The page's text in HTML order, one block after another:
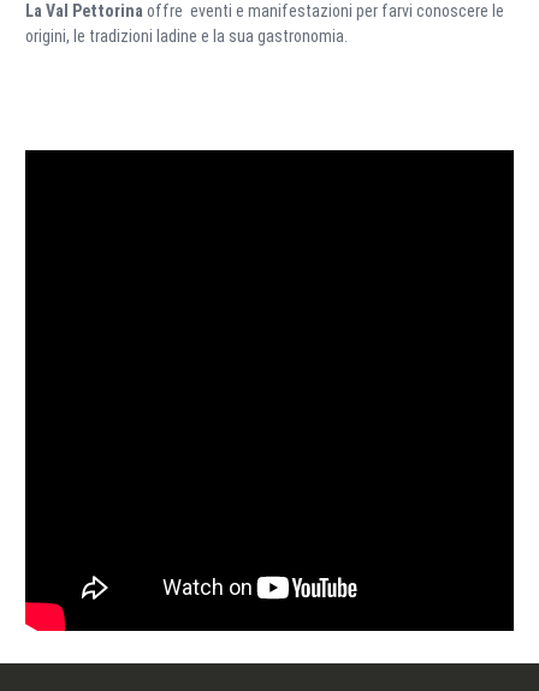
La Val Pettorina offre eventi e manifestazioni per farvi conoscere le
origini, le tradizioni ladine e la sua gastronomia.